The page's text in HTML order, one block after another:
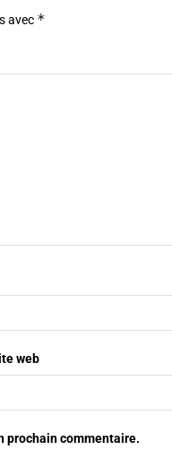
avec *
web
prochain commentaire.